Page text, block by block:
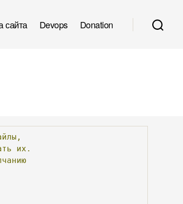
сайта Devops
Donation
их.